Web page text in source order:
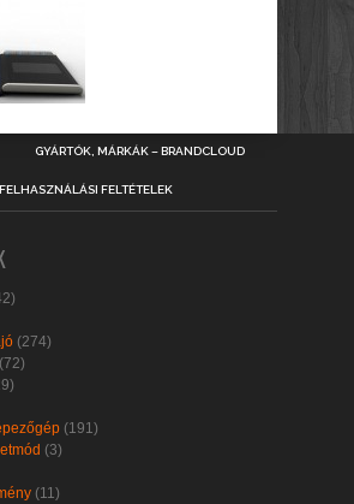
GYÁRTÓK, MÁRKÁK – BRANDCLOUD
FELHASZNÁLÁSI FELTÉTELEK
(274)
(72)
(191)
(3)
(11)